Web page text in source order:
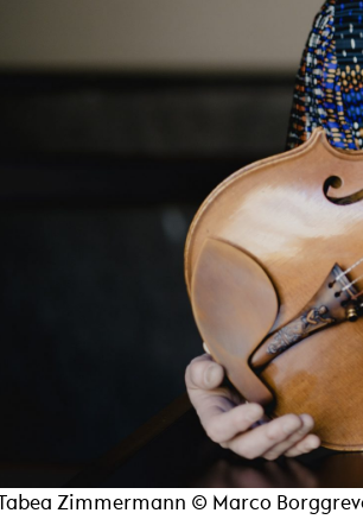
Tabea Zimmermann © Marco